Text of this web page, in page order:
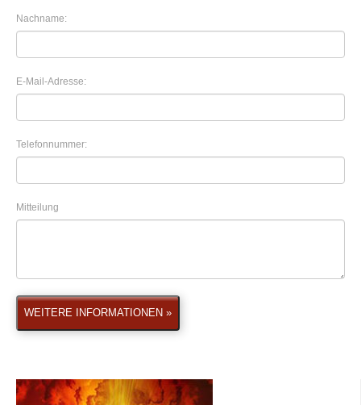
Nachname:
E-Mail-Adresse:
Telefonnummer:
Mitteilung
WEITERE INFORMATIONEN »